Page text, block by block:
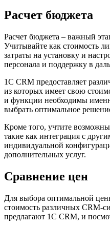
Расчет бюджета
Расчет бюджета – важный
Учитывайте как стоимость
затраты на установку и
персонала и поддержку в
1С CRM предоставляет
из которых имеет свою
и функции необходимы
выбрать оптимальное
Кроме того, учтите
такие как интеграция с
индивидуальной
дополнительных услуг.
Сравнение цен
Для выбора оптимальной
стоимость различных CRM-
предлагают 1С CRM, и